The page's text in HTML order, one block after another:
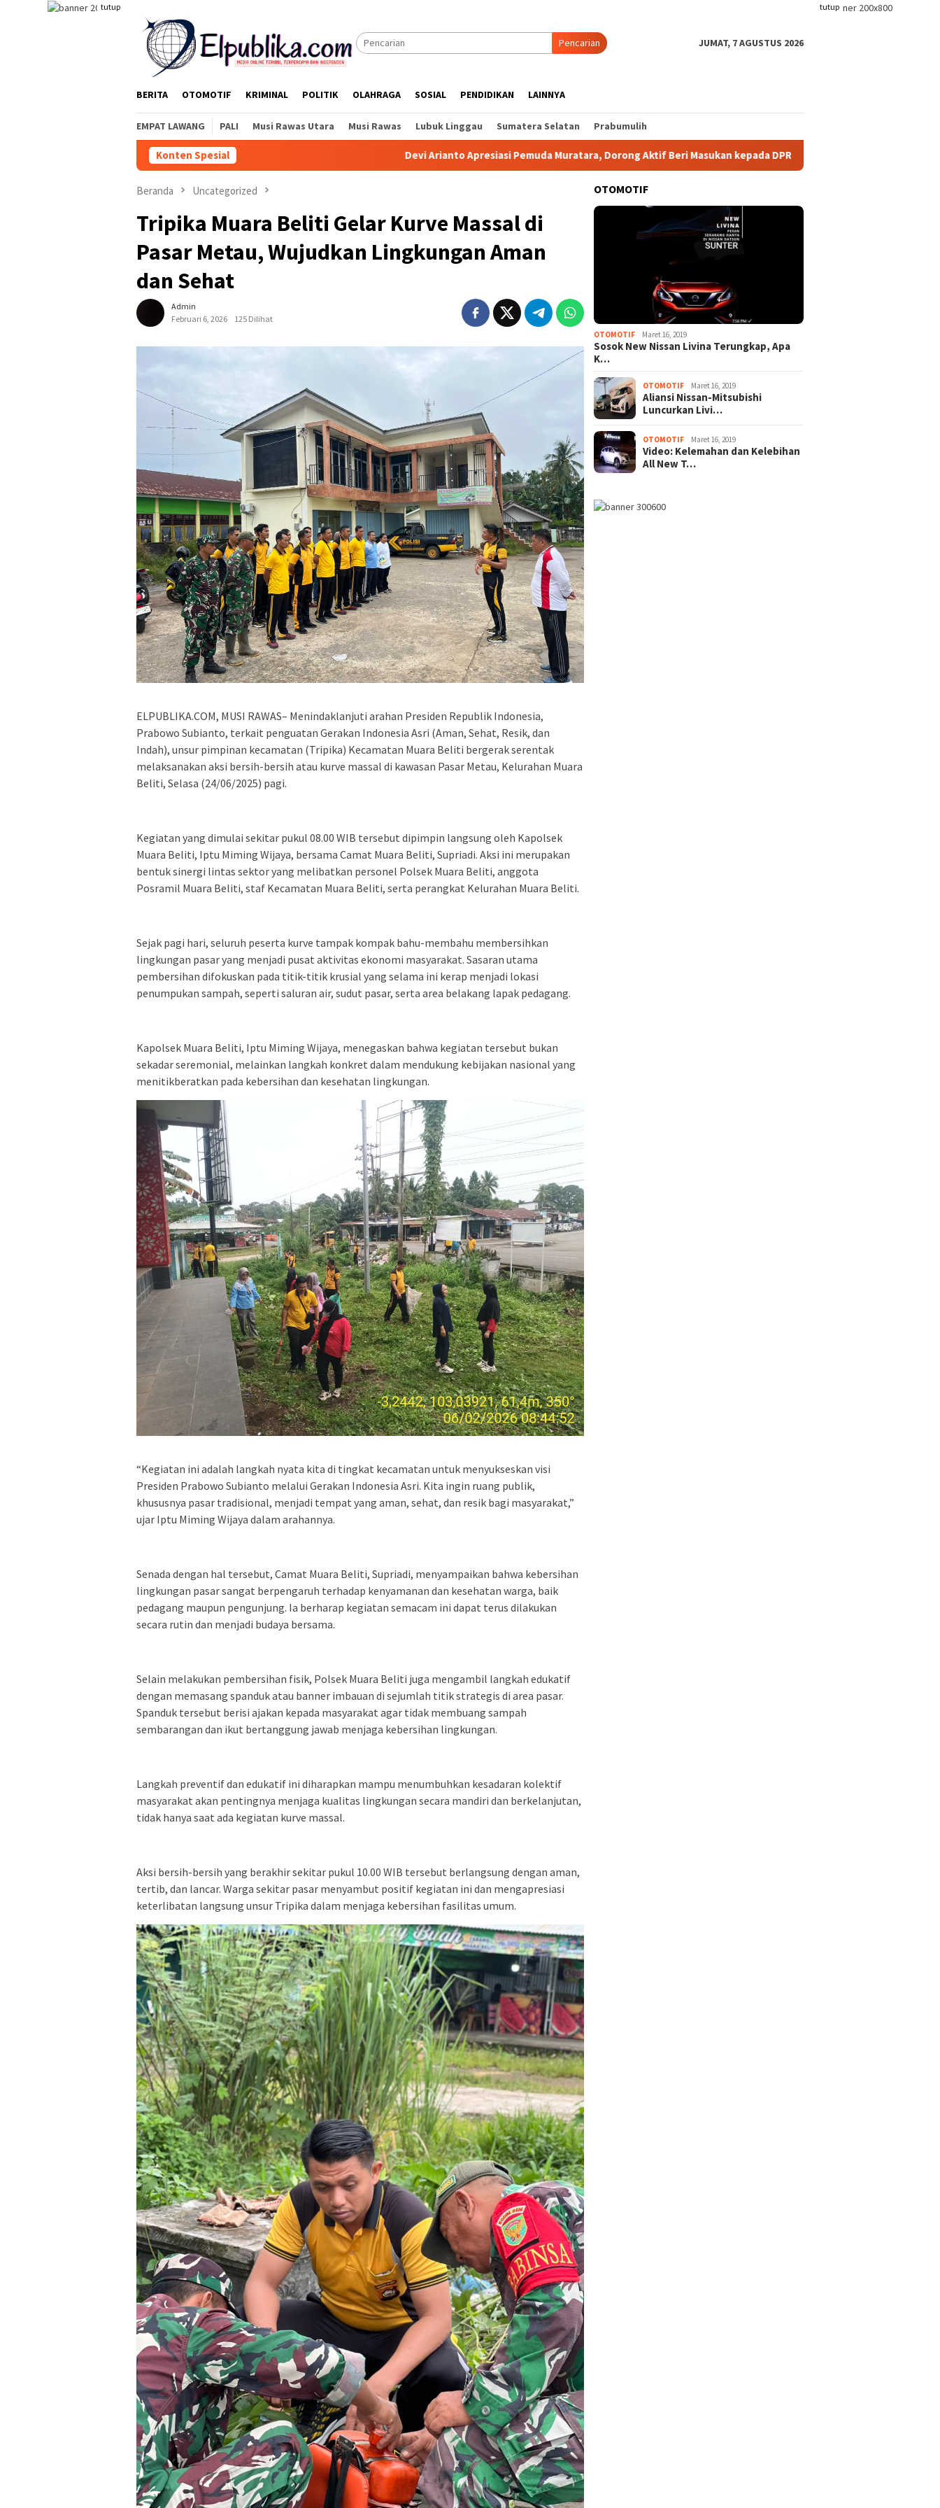
tutup tutup
Pencarian JUMAT, 7 AGUSTUS 2026
BERITA OTOMOTIF KRIMINAL POLITIK OLAHRAGA SOSIAL PENDIDIKAN LAINNYA
EMPAT LAWANG PALI Musi Rawas Utara Musi Rawas Lubuk Linggau Sumatera Selatan Prabumulih
Konten Spesial Devi Arianto Apresiasi Pemuda Muratara, Dorong Aktif Beri Masukan kepada DPRD APSB Minta Aparat Tindak Tegas Oknum
Beranda Uncategorized
Tripika Muara Beliti Gelar Kurve Massal di
Pasar Metau, Wujudkan Lingkungan Aman
dan Sehat
Admin
Februari 6, 2026
125 Dilihat
ELPUBLIKA.COM, MUSI RAWAS– Menindaklanjuti arahan Presiden Republik Indonesia,
Prabowo Subianto, terkait penguatan Gerakan Indonesia Asri (Aman, Sehat, Resik, dan
Indah), unsur pimpinan kecamatan (Tripika) Kecamatan Muara Beliti bergerak serentak
melaksanakan aksi bersih-bersih atau kurve massal di kawasan Pasar Metau, Kelurahan Muara
Beliti, Selasa (24/06/2025) pagi.
Kegiatan yang dimulai sekitar pukul 08.00 WIB tersebut dipimpin langsung oleh Kapolsek
Muara Beliti, Iptu Miming Wijaya, bersama Camat Muara Beliti, Supriadi. Aksi ini merupakan
bentuk sinergi lintas sektor yang melibatkan personel Polsek Muara Beliti, anggota
Posramil Muara Beliti, staf Kecamatan Muara Beliti, serta perangkat Kelurahan Muara Beliti.
Sejak pagi hari, seluruh peserta kurve tampak kompak bahu-membahu membersihkan
lingkungan pasar yang menjadi pusat aktivitas ekonomi masyarakat. Sasaran utama
pembersihan difokuskan pada titik-titik krusial yang selama ini kerap menjadi lokasi
penumpukan sampah, seperti saluran air, sudut pasar, serta area belakang lapak pedagang.
Kapolsek Muara Beliti, Iptu Miming Wijaya, menegaskan bahwa kegiatan tersebut bukan
sekadar seremonial, melainkan langkah konkret dalam mendukung kebijakan nasional yang
menitikberatkan pada kebersihan dan kesehatan lingkungan.
“Kegiatan ini adalah langkah nyata kita di tingkat kecamatan untuk menyukseskan visi
Presiden Prabowo Subianto melalui Gerakan Indonesia Asri. Kita ingin ruang publik,
khususnya pasar tradisional, menjadi tempat yang aman, sehat, dan resik bagi masyarakat,”
ujar Iptu Miming Wijaya dalam arahannya.
Senada dengan hal tersebut, Camat Muara Beliti, Supriadi, menyampaikan bahwa kebersihan
lingkungan pasar sangat berpengaruh terhadap kenyamanan dan kesehatan warga, baik
pedagang maupun pengunjung. Ia berharap kegiatan semacam ini dapat terus dilakukan
secara rutin dan menjadi budaya bersama.
Selain melakukan pembersihan fisik, Polsek Muara Beliti juga mengambil langkah edukatif
dengan memasang spanduk atau banner imbauan di sejumlah titik strategis di area pasar.
Spanduk tersebut berisi ajakan kepada masyarakat agar tidak membuang sampah
sembarangan dan ikut bertanggung jawab menjaga kebersihan lingkungan.
Langkah preventif dan edukatif ini diharapkan mampu menumbuhkan kesadaran kolektif
masyarakat akan pentingnya menjaga kualitas lingkungan secara mandiri dan berkelanjutan,
tidak hanya saat ada kegiatan kurve massal.
Aksi bersih-bersih yang berakhir sekitar pukul 10.00 WIB tersebut berlangsung dengan aman,
tertib, dan lancar. Warga sekitar pasar menyambut positif kegiatan ini dan mengapresiasi
keterlibatan langsung unsur Tripika dalam menjaga kebersihan fasilitas umum.
OTOMOTIF
OTOMOTIF Maret 16, 2019
Sosok New Nissan Livina Terungkap, Apa
K…
OTOMOTIF Maret 16, 2019
Aliansi Nissan-Mitsubishi
Luncurkan Livi…
OTOMOTIF Maret 16, 2019
Video: Kelemahan dan Kelebihan
All New T…